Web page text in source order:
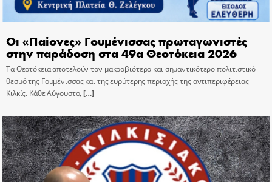
Οι «Παίονες» Γουμένισσας πρωταγωνιστές
στην παράδοση στα 49α Θεοτόκεια 2026
Τα Θεοτόκεια αποτελούν τον μακροβιότερο και σημαντικότερο πολιτιστικό
θεσμό της Γουμένισσας και της ευρύτερης περιοχής της αντιπεριφέρειας
Κιλκίς. Κάθε Αύγουστο, […]